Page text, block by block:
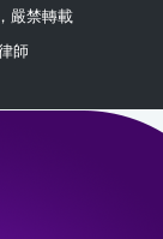
嚴禁轉載
師